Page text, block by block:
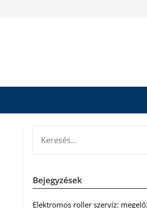
Bejegyzések
Elektromos roller szervíz: